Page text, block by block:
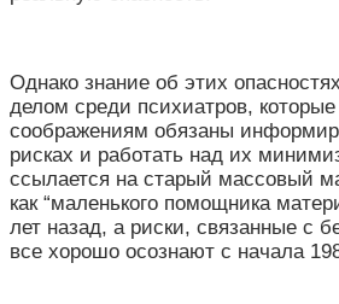
Однако знание об этих
делом среди психиатров,
соображениям обязаны
рисках и работать над их
ссылается на старый массовый
как “маленького помощника
лет назад, а риски, связанные с
все хорошо осознают с начала